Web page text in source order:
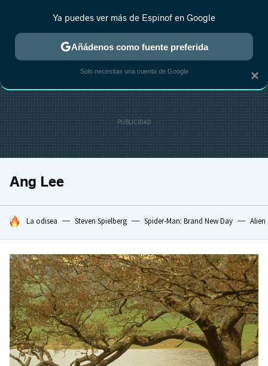
MENÚ NUEVO
ESTRENOS REALITY ANIME RANKINGS CINE
Ang Lee
HOY SE HABLA DE
La odisea Steven Spielberg Spider-Man: Brand New Day Alien
×
Ya puedes ver más de Espinof en Google
Añádenos como fuente preferida
Solo necesitas una cuenta de Google